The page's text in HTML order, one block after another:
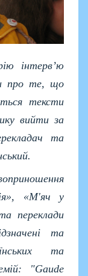
інтерв’ю
про те, що
тексти
вийти за
та
«М'яч у
переклади
та
та
"Gaude